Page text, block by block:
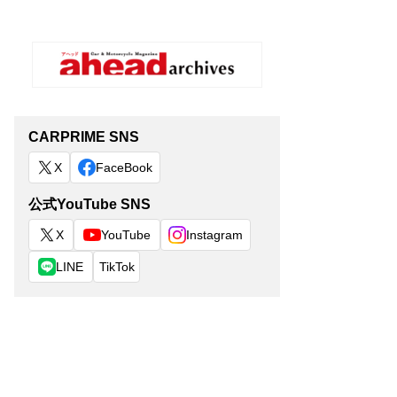
CARPRIME SNS
X FaceBook
公式YouTube SNS
X YouTube Instagram
LINE TikTok